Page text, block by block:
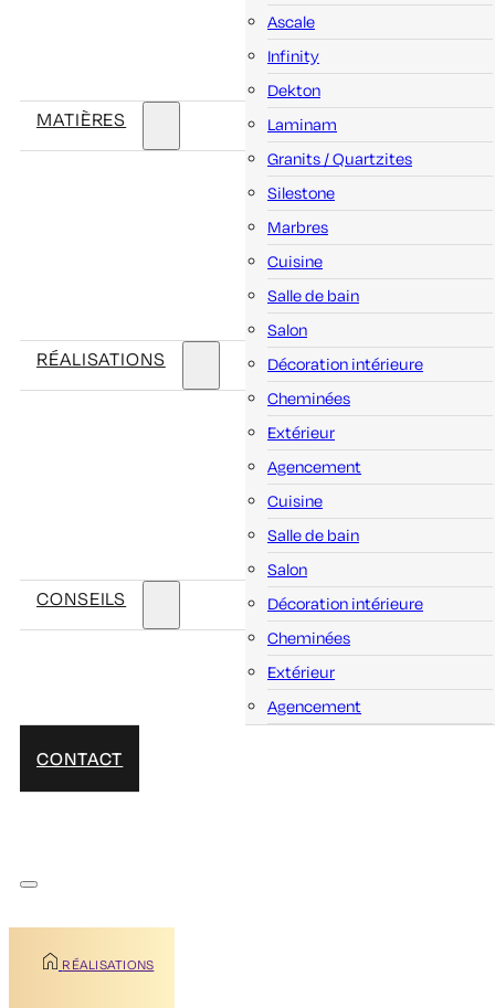
MATIÈRES
Ascale
Infinity
Dekton
Laminam
Granits / Quartzites
Silestone
Marbres
RÉALISATIONS
Cuisine
Salle de bain
Salon
Décoration intérieure
Cheminées
Extérieur
Agencement
CONSEILS
Cuisine
Salle de bain
Salon
Décoration intérieure
Cheminées
Extérieur
Agencement
CONTACT
RÉALISATIONS